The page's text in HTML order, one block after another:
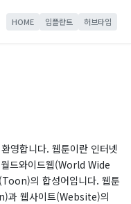
HOME 임플란트 허브타임
영합니다. 웹툰이란 인터넷
드와이드웹(World Wide
의 합성어입니다. 웹툰
웹사이트(Website)의